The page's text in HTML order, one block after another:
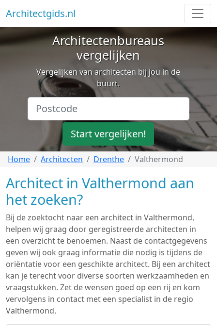
Architectgids.nl
Architectenbureaus
vergelijken
Vergelijken van architecten bij jou in de
buurt.
Start vergelijken!
Home Architecten Drenthe Valthermond
Architect in Valthermond aan
het zoeken?
Bij de zoektocht naar een architect in Valthermond,
helpen wij graag door geregistreerde architecten in
een overzicht te benoemen. Naast de contactgegevens
geven wij ook graag informatie die nodig is tijdens de
oriëntatie voor een geschikte architect. Bij een architect
kan je terecht voor diverse soorten werkzaamheden en
vraagstukken. Zet de wensen goed op een rij en kom
vervolgens in contact met een specialist in de regio
Valthermond.